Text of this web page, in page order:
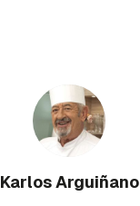
Karlos Arguiñano